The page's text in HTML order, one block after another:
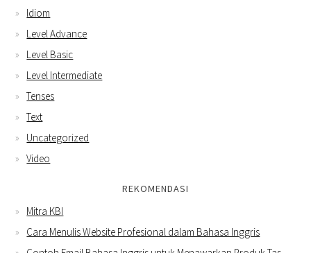
Idiom
Level Advance
Level Basic
Level Intermediate
Tenses
Text
Uncategorized
Video
REKOMENDASI
Mitra KBI
Cara Menulis Website Profesional dalam Bahasa Inggris